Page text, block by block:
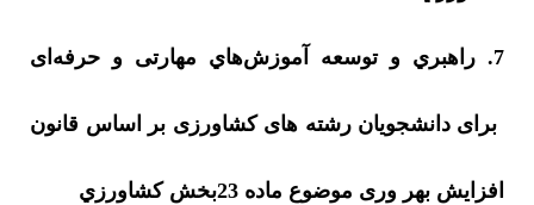
7. راهبري و توسعه آموزش‌هاي مهارتی و حرفه‌ای
برای دانشجویان رشته های کشاورزی بر اساس قانون
افزایش بهر وری موضوع ماده 23بخش كشاورزي